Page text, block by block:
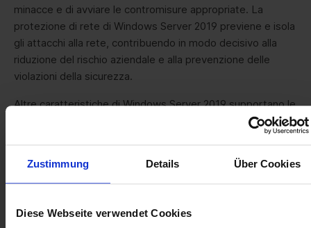
Zustimmung Details Über Cookies
Diese Webseite verwendet Cookies
minacce e di avviare le contromisure appropriate. La
protezione di rete di Windows Server 2019 previene e isola
gli attacchi alla rete, contribuendo in modo decisivo alla
riduzione del rischio aziendale e alla prevenzione delle
violazioni della sicurezza.
Altre caratteristiche di Windows Server 2019 supportano le
aziende nello sviluppo di applicazioni cloud-native e nella
loro disponibilità a livello aziendale. In questo modo è
moderne come i container e i microservizi e beneficiare di
tutti i vantaggi della tecnologia cloud.